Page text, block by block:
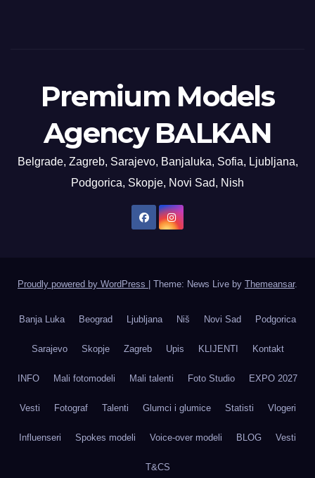
Premium Models
Agency BALKAN
Belgrade, Zagreb, Sarajevo, Banjaluka, Sofia, Ljubljana,
Podgorica, Skopje, Novi Sad, Nish
Proudly powered by WordPress Theme: News Live by Themeansar.
Banja Luka Beograd Ljubljana Niš Novi Sad Podgorica
Sarajevo Skopje Zagreb Upis KLIJENTI Kontakt
INFO Mali fotomodeli Mali talenti Foto Studio EXPO 2027
Vesti Fotograf Talenti Glumci i glumice Statisti Vlogeri
Influenseri Spokes modeli Voice-over modeli BLOG Vesti
T&CS